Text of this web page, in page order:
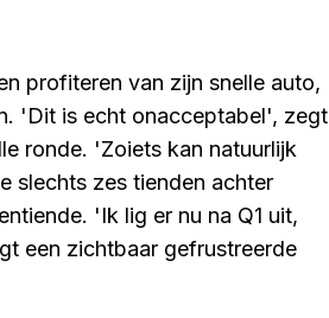
profiteren van zijn snelle auto,
'Dit is echt onacceptabel', zegt
ronde. 'Zoiets kan natuurlijk
slechts zes tienden achter
'Ik lig er nu na Q1 uit,
een zichtbaar gefrustreerde